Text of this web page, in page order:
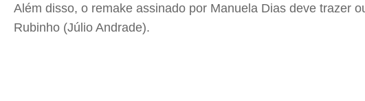
Além disso, o remake assinado por Manuela Dias deve trazer
Rubinho (Júlio Andrade).